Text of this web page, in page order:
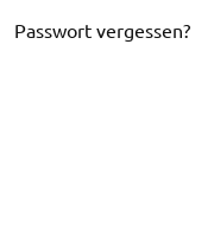
Passwort vergessen?